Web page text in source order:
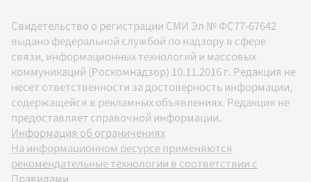
Свидетельство о регистрации СМИ Эл № ФС77-67642
выдано федеральной службой по надзору в сфере
связи, информационных технологий и массовых
коммуникаций (Роскомнадзор) 10.11.2016 г. Редакция не
несет ответственности за достоверность информации,
содержащейся в рекламных объявлениях. Редакция не
предоставляет справочной информации.
Информация об ограничениях
На информационном ресурсе применяются
рекомендательные технологии в соответствии с